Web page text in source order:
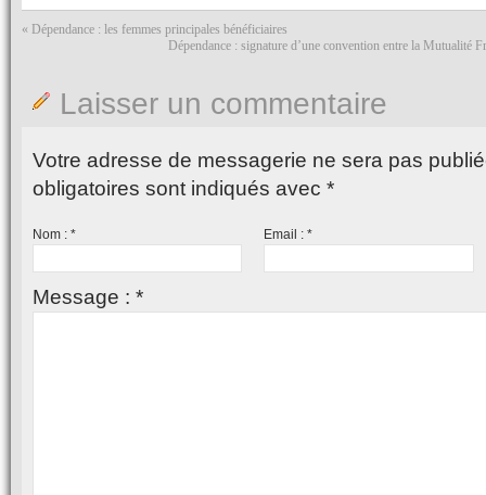
« Dépendance : les femmes principales bénéficiaires
Dépendance : signature d’une convention entre la Mutualité
Laisser un commentaire
Votre adresse de messagerie ne sera pas
obligatoires sont indiqués avec *
Nom : * Email :*
Message : *